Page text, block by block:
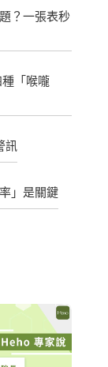
？一張表秒
「喉嚨
訊
」是關鍵